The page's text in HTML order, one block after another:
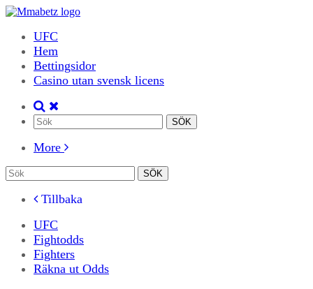
UFC
Hem
Bettingsidor
Casino utan svensk licens
More
Tillbaka
UFC
Fightodds
Fighters
Räkna ut Odds